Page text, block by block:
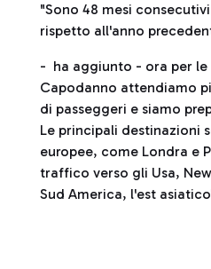
"Sono 48 mesi
rispetto all'anno
- ha aggiunto - ora per
Capodanno attendiamo
di passeggeri e siamo
Le principali destinazioni
europee, come Londra e
traffico verso gli Usa,
Sud America, l'est